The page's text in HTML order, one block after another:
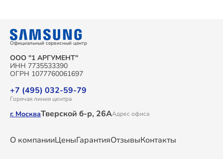
Официальный сервисный центр
ООО "1 АРГУМЕНТ"
ИНН 7735533390
ОГРН 1077760061697
+7 (495) 032-59-79
Горячая линия центра
г. МоскваТверской б-р, 26ААдрес офиса
О компанииЦеныГарантияОтзывыКонтакты